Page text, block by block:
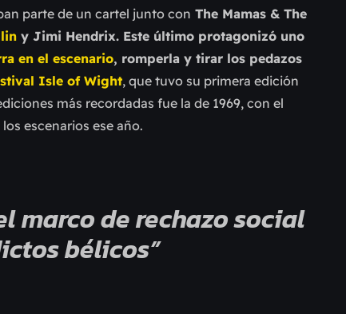
parte de un cartel junto con The Mamas & The
y Jimi Hendrix. Este último protagonizó uno
en el escenario, romperla y tirar los pedazos
Isle of Wight, que tuvo su primera edición
más recordadas fue la de 1969, con el
escenarios ese año.
marco de rechazo social
bélicos”